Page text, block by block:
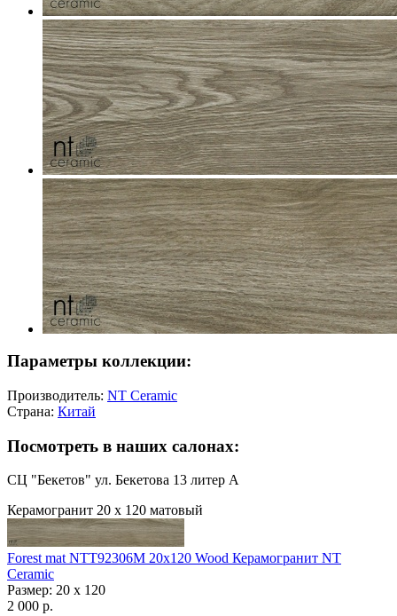
Параметры коллекции:
Производитель: NT Ceramic
Страна: Китай
Посмотреть в наших салонах:
СЦ "Бекетов" ул. Бекетова 13 литер А
Керамогранит 20 х 120 матовый
Forest mat NTT92306M 20х120 Wood Керамогранит NT
Ceramic
Размер: 20 x 120
2 000 р.